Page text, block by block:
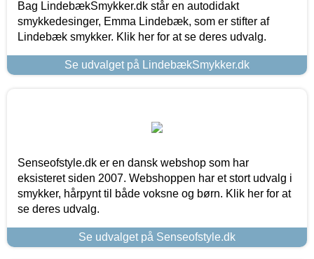
Bag LindebækSmykker.dk står en autodidakt
smykkedesinger, Emma Lindebæk, som er stifter af
Lindebæk smykker. Klik her for at se deres udvalg.
Se udvalget på LindebækSmykker.dk
Senseofstyle.dk er en dansk webshop som har
eksisteret siden 2007. Webshoppen har et stort udvalg i
smykker, hårpynt til både voksne og børn. Klik her for at
se deres udvalg.
Se udvalget på Senseofstyle.dk